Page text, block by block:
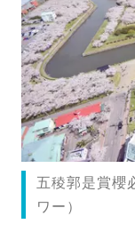
五稜郭是賞櫻
ワー）